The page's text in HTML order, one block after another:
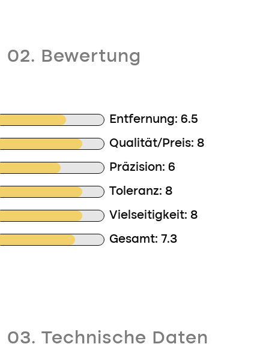
02. Bewertung
Entfernung: 6.5
Qualität/Preis: 8
Präzision: 6
Toleranz: 8
Vielseitigkeit: 8
Gesamt: 7.3
03. Technische Daten